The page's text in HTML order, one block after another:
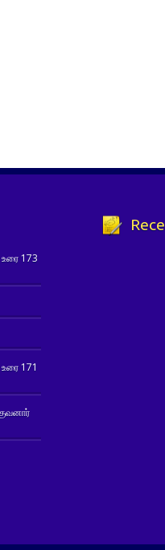
173
171